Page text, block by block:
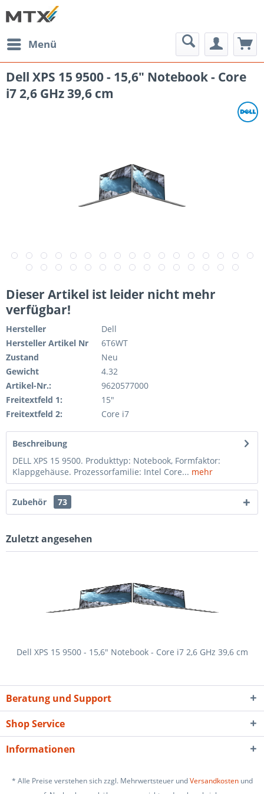
Menü
Dell XPS 15 9500 - 15,6" Notebook - Core
i7 2,6 GHz 39,6 cm
Dieser Artikel ist leider nicht mehr
verfügbar!
Hersteller
Dell
Hersteller Artikel Nr
6T6WT
Zustand
Neu
Gewicht
4.32
Artikel-Nr.:
9620577000
Freitextfeld 1:
15"
Freitextfeld 2:
Core i7
Beschreibung
DELL XPS 15 9500. Produkttyp: Notebook, Formfaktor:
Klappgehäuse. Prozessorfamilie: Intel Core... mehr
Zubehör 73
Zuletzt angesehen
Dell XPS 15 9500 - 15,6" Notebook - Core i7 2,6 GHz 39,6 cm
Beratung und Support
Shop Service
Informationen
* Alle Preise verstehen sich zzgl. Mehrwertsteuer undVersandkostenund